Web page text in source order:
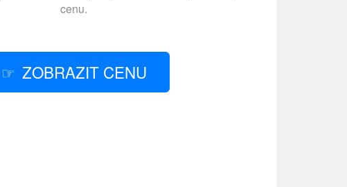
cenu.
ZOBRAZIT CENU